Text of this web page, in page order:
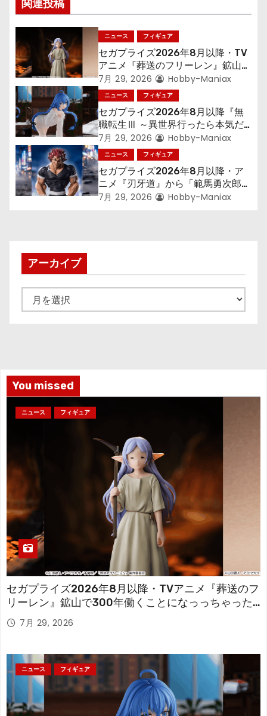
シ
ョ
ン
関連投稿
ニュース フィギュア
セガプライズ2026年8月以降・TV
アニメ『葬送のフリーレン』鉱山で
300年働くことになっっちゃった
「フリーレン」を立体化！
7月 29, 2026 Hobby-Maniax
ニュース フィギュア
セガプライズ2026年8月以降『無
職転生Ⅲ ～異世界行ったら本気だ
す～』から「ロキシー」のフィギュ
アが登場！
7月 29, 2026 Hobby-Maniax
ニュース フィギュア
セガプライズ2026年8月以降・ア
ニメ『刃牙道』から「範馬勇次郎」
が登場ッッ!!
7月 29, 2026 Hobby-Maniax
アーカイブ
ー
You missed
ニュース フィギュア
セガプライズ2026年8月以降・TVアニメ『葬送のフ
リーレン』鉱山で300年働くことになっっちゃった
「フリーレン」を立体化！
7月 29, 2026
ニュース フィギュア